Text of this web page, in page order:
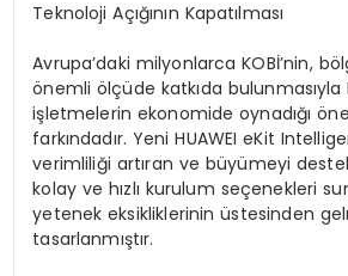
Teknoloji Açığının Kapatılması
Avrupa’daki milyonlarca KOBİ’nin,
önemli ölçüde katkıda bulunmasıyla
işletmelerin ekonomide oynadığı
farkındadır. Yeni HUAWEI eKit
verimliliği artıran ve büyümeyi
kolay ve hızlı kurulum seçenekleri
yetenek eksikliklerinin üstesinden
tasarlanmıştır.